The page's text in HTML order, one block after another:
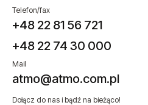
Telefon/fax
+48 22 81 56 721
+48 22 74 30 000
Mail
atmo@atmo.com.pl
Dołącz do nas i bądź na bieżąco!